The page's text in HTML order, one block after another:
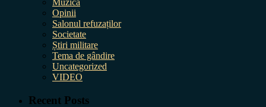
Muzica
Opinii
Salonul refuzaților
Societate
Știri militare
Tema de gândire
Uncategorized
VIDEO
Recent Posts